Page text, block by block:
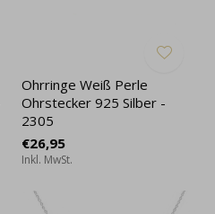
Ohrringe Weiß Perle
Ohrstecker 925 Silber -
2305
€26,95
Inkl. MwSt.